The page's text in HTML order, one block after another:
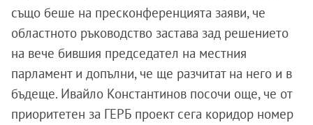
също беше на пресконференцията заяви, че
областното ръководство застава зад решението
на вече бившия председател на местния
парламент и допълни, че ще разчитат на него и в
бъдеще. Ивайло Константинов посочи още, че от
приоритетен за ГЕРБ проект сега коридор номер